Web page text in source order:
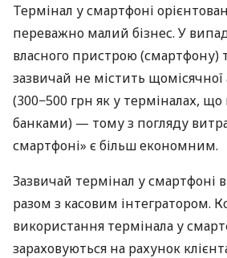
Термінал у смартфоні
переважно малий бізнес. У
власного пристрою (смартфону)
зазвичай не містить
(300−500 грн як у терміналах,
банками) — тому з погляду
смартфоні» є більш економним.
Зазвичай термінал у смартфоні
разом з касовим інтегратором.
використання термінала у
зараховуються на рахунок